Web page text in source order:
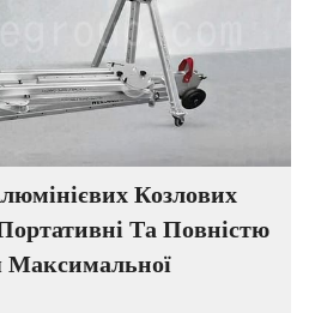
Козлових
Та Повністю
Максимальної